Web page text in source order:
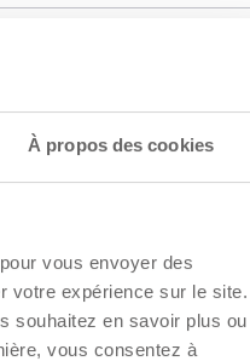
À propos des cookies
vous envoyer des
votre expérience sur le site.
souhaitez en savoir plus ou
vous consentez à
ET INSTRUCTIONS
un Revendeur